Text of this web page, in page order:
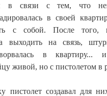
в связи с тем, что
в своей
с собой. После того,
выходить на связь,
в квартиру...
живой, но с пистолетом в
пистолет создавал для